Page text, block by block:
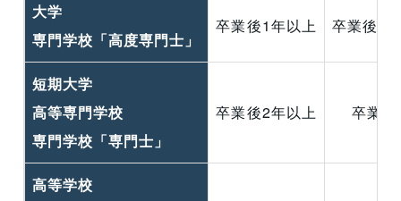
大学
専門学校「高度専門士」
卒業後1年以上 卒業後1
短期大学
高等専門学校
専門学校「専門士」
卒業後2年以上 卒業
高等学校